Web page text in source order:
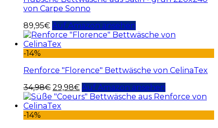
von Carpe Sonno
89,95€ Auf Amazon ansehen
-14%
Renforce "Florence" Bettwäsche von CelinaTex
34,98€ 29,98€ Auf Amazon ansehen
-14%